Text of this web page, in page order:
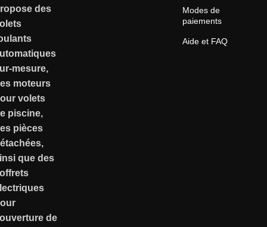
des
mesure,
moteurs
volets
piscine,
pièces
que des
de
Modes de
paiements
Aide et FAQ